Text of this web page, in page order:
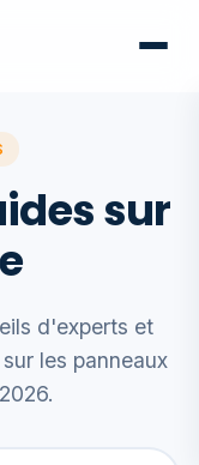
sur
d'experts et
les panneaux